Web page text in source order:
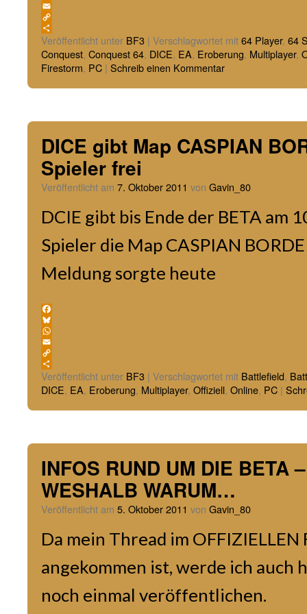
WhatsApp
Email
Copy
Link
Teilen
Veröffentlicht unter BF3 | Verschlagwortet mit64 Player, 64
Conquest, Conquest 64, DICE, EA, Eroberung, Multiplayer,
Firestorm, PC | Schreib einen Kommentar
DICE gibt Map CASPIAN
Spieler frei
Veröffentlicht am 7. Oktober 2011 von Gavin_80
DCIE gibt bis Ende der BETA am
Spieler die Map CASPIAN
Meldung sorgte heute
Facebook
Bluesky
WhatsApp
Email
Copy
Link
Teilen
Veröffentlicht unter BF3 | Verschlagwortet mit Battlefield,
DICE, EA, Eroberung, Multiplayer, Offiziell, Online, PC |
INFOS RUND UM DIE BETA
WESHALB WARUM…
Veröffentlicht am 5. Oktober 2011 von Gavin_80
Da mein Thread im OFFIZIELLEN
angekommen ist, werde ich auch
noch einmal veröffentlichen.